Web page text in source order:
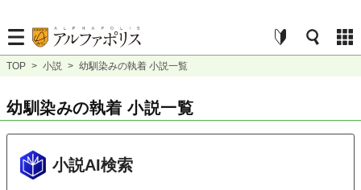
TOP > 小説 > 幼馴染みの執着 小説一覧
幼馴染みの執着 小説一覧
小説AI検索